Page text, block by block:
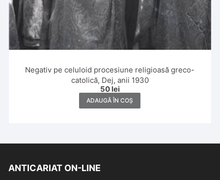
Negativ pe celuloid procesiune religioasă greco-
catolică, Dej, anii 1930
50 lei
ADAUGĂ ÎN COȘ
ANTICARIAT ON-LINE